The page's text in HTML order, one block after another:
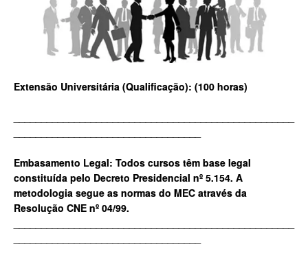
Extensão Universitária (Qualificação): (100 horas)
Embasamento Legal: Todos cursos têm base legal
constituída pelo Decreto Presidencial nº 5.154. A
metodologia segue as normas do MEC através da
Resolução CNE nº 04/99.